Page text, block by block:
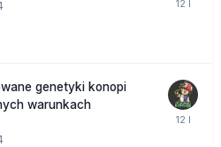
genetyki konopi
warunkach